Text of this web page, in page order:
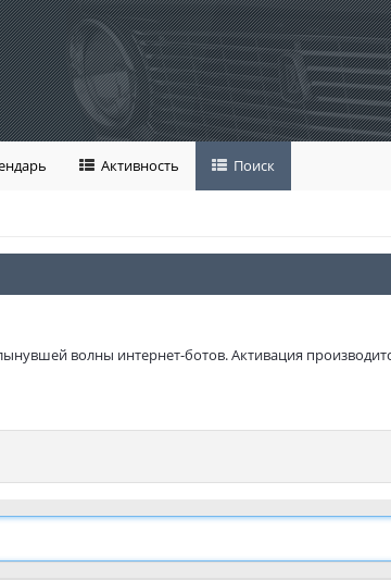
Активность Поиск
волны интернет-ботов. Активация